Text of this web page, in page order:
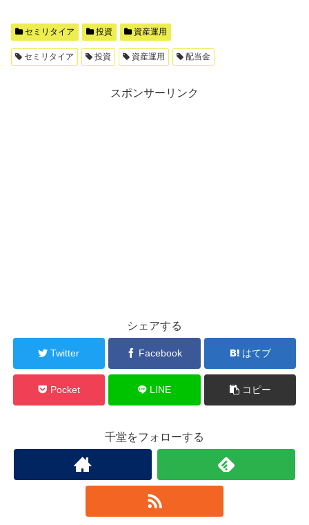
セミリタイア 投資 資産運用
セミリタイア 投資 資産運用 配当金
スポンサーリンク
シェアする
Twitter Facebook はてブ
Pocket LINE コピー
千堂をフォローする